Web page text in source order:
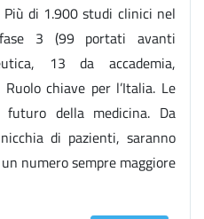
Più di 1.900 studi clinici nel
3 (99 portati avanti
13 da accademia,
chiave per l’Italia. Le
della medicina. Da
di pazienti, saranno
numero sempre maggiore